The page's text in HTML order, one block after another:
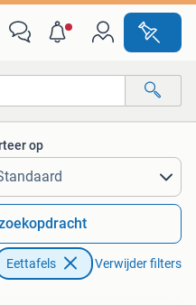
op
Eettafels Verwijder filters